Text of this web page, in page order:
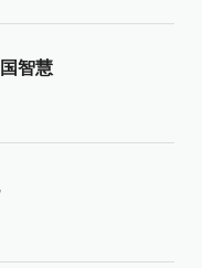
智慧